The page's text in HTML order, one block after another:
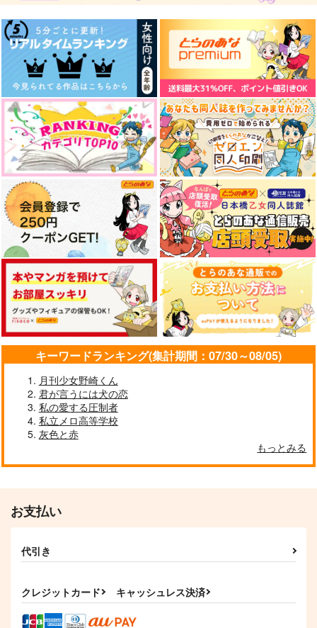
キーワードランキング(集計期間：07/30～08/05)
月刊少女野崎くん
君が言うには犬の恋
私の愛する圧制者
私立メロ高等学校
灰色と赤
もっとみる
お支払い
代引き
クレジットカード キャッシュレス決済